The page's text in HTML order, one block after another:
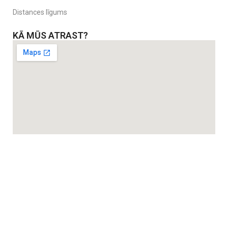
Distances līgums
KĀ MŪS ATRAST?